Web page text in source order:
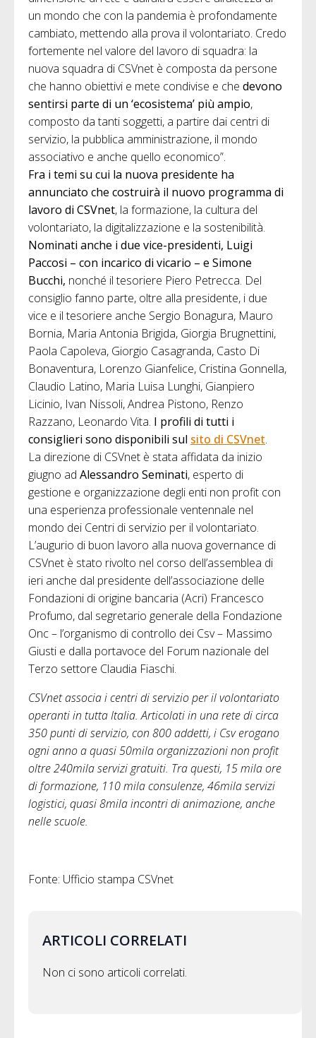
un mondo che con la pandemia è profondamente
cambiato, mettendo alla prova il volontariato. Credo
fortemente nel valore del lavoro di squadra: la
nuova squadra di CSVnet è composta da persone
che hanno obiettivi e mete condivise e che devono
sentirsi parte di un ‘ecosistema’ più ampio,
composto da tanti soggetti, a partire dai centri di
servizio, la pubblica amministrazione, il mondo
associativo e anche quello economico”.
Fra i temi su cui la nuova presidente ha
annunciato che costruirà il nuovo programma di
lavoro di CSVnet, la formazione, la cultura del
volontariato, la digitalizzazione e la sostenibilità.
Nominati anche i due vice-presidenti, Luigi
Paccosi – con incarico di vicario – e Simone
Bucchi, nonché il tesoriere Piero Petrecca. Del
consiglio fanno parte, oltre alla presidente, i due
vice e il tesoriere anche Sergio Bonagura, Mauro
Bornia, Maria Antonia Brigida, Giorgia Brugnettini,
Paola Capoleva, Giorgio Casagranda, Casto Di
Bonaventura, Lorenzo Gianfelice, Cristina Gonnella,
Claudio Latino, Maria Luisa Lunghi, Gianpiero
Licinio, Ivan Nissoli, Andrea Pistono, Renzo
Razzano, Leonardo Vita. I profili di tutti i
consiglieri sono disponibili sul sito di CSVnet.
La direzione di CSVnet è stata affidata da inizio
giugno ad Alessandro Seminati, esperto di
gestione e organizzazione degli enti non profit con
una esperienza professionale ventennale nel
mondo dei Centri di servizio per il volontariato.
L’augurio di buon lavoro alla nuova governance di
CSVnet è stato rivolto nel corso dell’assemblea di
ieri anche dal presidente dell’associazione delle
Fondazioni di origine bancaria (Acri) Francesco
Profumo, dal segretario generale della Fondazione
Onc – l’organismo di controllo dei Csv – Massimo
Giusti e dalla portavoce del Forum nazionale del
Terzo settore Claudia Fiaschi.
CSVnet associa i centri di servizio per il volontariato
operanti in tutta Italia. Articolati in una rete di circa
350 punti di servizio, con 800 addetti, i Csv erogano
ogni anno a quasi 50mila organizzazioni non profit
oltre 240mila servizi gratuiti. Tra questi, 15 mila ore
di formazione, 110 mila consulenze, 46mila servizi
logistici, quasi 8mila incontri di animazione, anche
nelle scuole.
Fonte: Ufficio stampa CSVnet
ARTICOLI CORRELATI
Non ci sono articoli correlati.